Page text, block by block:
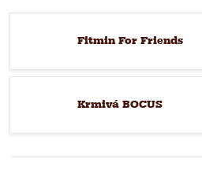
Fitmin For Friends
Krmivá BOCUS